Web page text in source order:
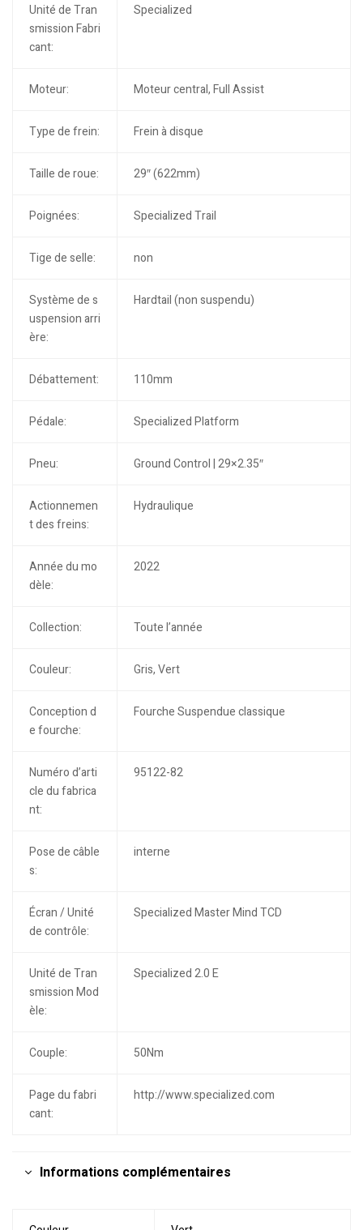
Unité de Tran
smission Fabri
cant:
Specialized
Moteur: Moteur central, Full Assist
Type de frein: Frein à disque
Taille de roue: 29″ (622mm)
Poignées: Specialized Trail
Tige de selle: non
Système de s
uspension arri
ère:
Hardtail (non suspendu)
Débattement: 110mm
Pédale: Specialized Platform
Pneu: Ground Control | 29×2.35″
Actionnemen
t des freins:
Hydraulique
Année du mo
dèle:
2022
Collection: Toute l’année
Couleur: Gris, Vert
Conception d
e fourche:
Fourche Suspendue classique
Numéro d’arti
cle du fabrica
nt:
95122-82
Pose de câble
s:
interne
Écran / Unité
de contrôle:
Specialized Master Mind TCD
Unité de Tran
smission Mod
èle:
Specialized 2.0 E
Couple: 50Nm
Page du fabri
cant:
http://www.specialized.com
Informations complémentaires